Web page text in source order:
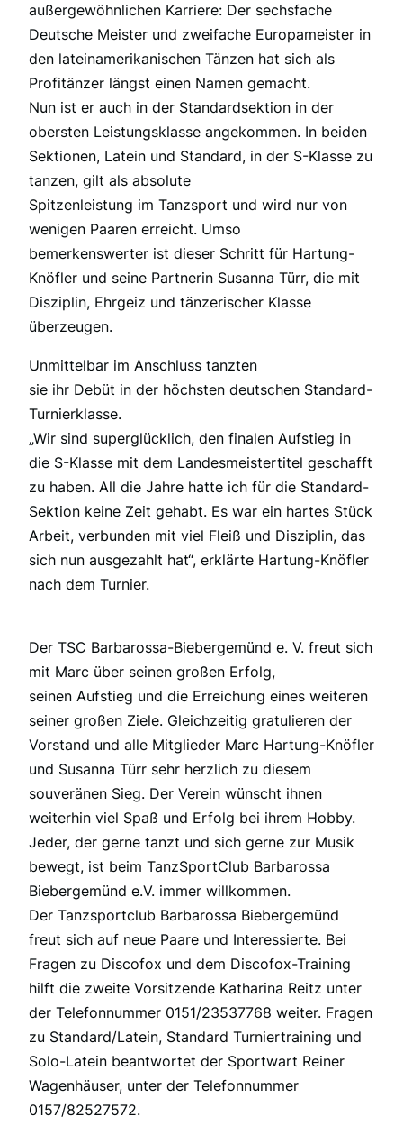
außergewöhnlichen Karriere: Der sechsfache
Deutsche Meister und zweifache Europameister in
den lateinamerikanischen Tänzen hat sich als
Profitänzer längst einen Namen gemacht.
Nun ist er auch in der Standardsektion in der
obersten Leistungsklasse angekommen. In beiden
Sektionen, Latein und Standard, in der S-Klasse zu
tanzen, gilt als absolute
Spitzenleistung im Tanzsport und wird nur von
wenigen Paaren erreicht. Umso
bemerkenswerter ist dieser Schritt für Hartung-
Knöfler und seine Partnerin Susanna Türr, die mit
Disziplin, Ehrgeiz und tänzerischer Klasse
überzeugen.
Unmittelbar im Anschluss tanzten
sie ihr Debüt in der höchsten deutschen Standard-
Turnierklasse.
„Wir sind superglücklich, den finalen Aufstieg in
die S-Klasse mit dem Landesmeistertitel geschafft
zu haben. All die Jahre hatte ich für die Standard-
Sektion keine Zeit gehabt. Es war ein hartes Stück
Arbeit, verbunden mit viel Fleiß und Disziplin, das
sich nun ausgezahlt hat“, erklärte Hartung-Knöfler
nach dem Turnier.
Der TSC Barbarossa-Biebergemünd e. V. freut sich
mit Marc über seinen großen Erfolg,
seinen Aufstieg und die Erreichung eines weiteren
seiner großen Ziele. Gleichzeitig gratulieren der
Vorstand und alle Mitglieder Marc Hartung-Knöfler
und Susanna Türr sehr herzlich zu diesem
souveränen Sieg. Der Verein wünscht ihnen
weiterhin viel Spaß und Erfolg bei ihrem Hobby.
Jeder, der gerne tanzt und sich gerne zur Musik
bewegt, ist beim TanzSportClub Barbarossa
Biebergemünd e.V. immer willkommen.
Der Tanzsportclub Barbarossa Biebergemünd
freut sich auf neue Paare und Interessierte. Bei
Fragen zu Discofox und dem Discofox-Training
hilft die zweite Vorsitzende Katharina Reitz unter
der Telefonnummer 0151/23537768 weiter. Fragen
zu Standard/Latein, Standard Turniertraining und
Solo-Latein beantwortet der Sportwart Reiner
Wagenhäuser, unter der Telefonnummer
0157/82527572.